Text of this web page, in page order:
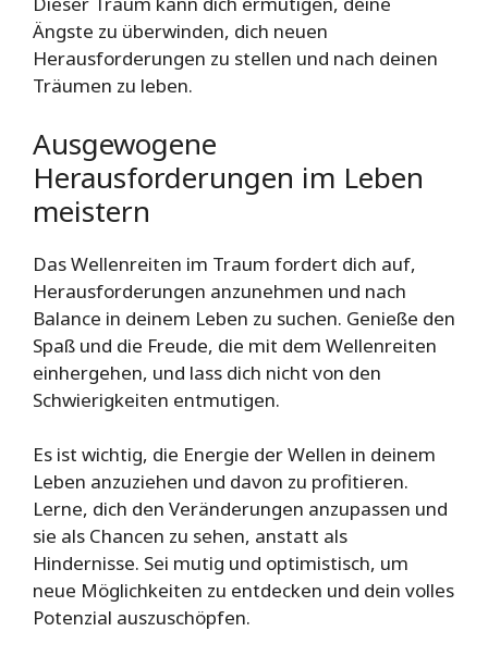
Ängste zu überwinden, dich neuen
Herausforderungen zu stellen und nach deinen
Träumen zu leben.
Ausgewogene
Herausforderungen im Leben
meistern
Das Wellenreiten im Traum fordert dich auf,
Herausforderungen anzunehmen und nach
Balance in deinem Leben zu suchen. Genieße den
Spaß und die Freude, die mit dem Wellenreiten
einhergehen, und lass dich nicht von den
Schwierigkeiten entmutigen.
Es ist wichtig, die Energie der Wellen in deinem
Leben anzuziehen und davon zu profitieren.
Lerne, dich den Veränderungen anzupassen und
sie als Chancen zu sehen, anstatt als
Hindernisse. Sei mutig und optimistisch, um
neue Möglichkeiten zu entdecken und dein volles
Potenzial auszuschöpfen.